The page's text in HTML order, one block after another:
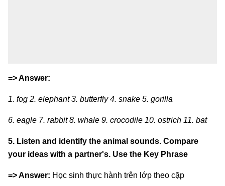
=> Answer:
1. fog 2. elephant 3. butterfly 4. snake 5. gorilla
6. eagle 7. rabbit 8. whale 9. crocodile 10. ostrich 11. bat
5. Listen and identify the animal sounds. Compare
your ideas with a partner's. Use the Key Phrase
=> Answer: Học sinh thực hành trên lớp theo cặp